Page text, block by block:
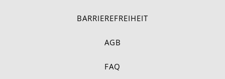
BARRIEREFREIHEIT
AGB
FAQ